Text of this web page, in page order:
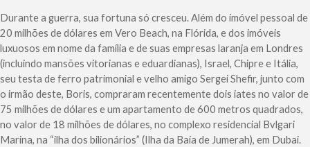
Durante a guerra, sua fortuna só cresceu. Além do imóvel pessoal de
20 milhões de dólares em Vero Beach, na Flórida, e dos imóveis
luxuosos em nome da família e de suas empresas laranja em Londres
(incluindo mansões vitorianas e eduardianas), Israel, Chipre e Itália,
seu testa de ferro patrimonial e velho amigo Sergei Shefir, junto com
o irmão deste, Boris, compraram recentemente dois iates no valor de
75 milhões de dólares e um apartamento de 600 metros quadrados,
no valor de 18 milhões de dólares, no complexo residencial Bvlgari
Marina, na “ilha dos bilionários” (Ilha da Baía de Jumerah), em Dubai.